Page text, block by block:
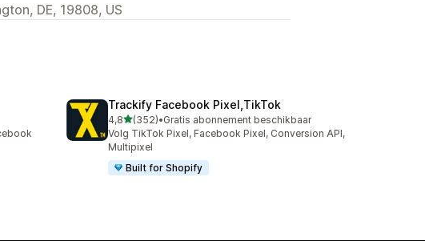
DE, 19808, US
Trackify Facebook Pixel,TikTok
4,8van 5 sterren
(352)
352 recensies in totaal
•Gratis abonnement beschikbaar
Volg TikTok Pixel, Facebook Pixel, Conversion API,
Multipixel
Built for Shopify